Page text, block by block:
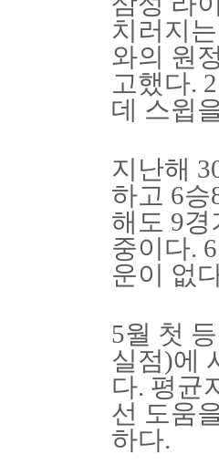
치러지
와의 원
고했다.
데 스윕
지난해
하고 6
해도 9경
중이다.
운이 없
5월 첫
실점)에
다. 평균
선 도움
하다.